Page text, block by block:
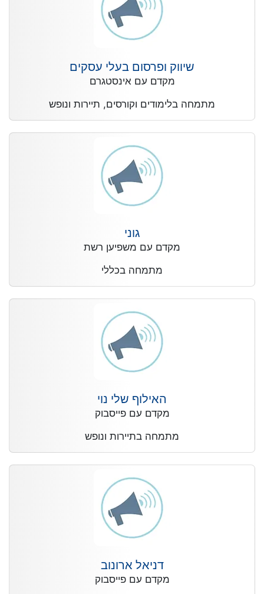
שיווק ופרסום בעלי עסקים
מקדם עם אינסטגרם
מתמחה בלימודים וקורסים, תיירות ונופש
גוני
מקדם עם משפיען רשת
מתמחה בכללי
האילוף שלי נוי
מקדם עם פייסבוק
מתמחה בתיירות ונופש
דניאל ארונוב
מקדם עם פייסבוק